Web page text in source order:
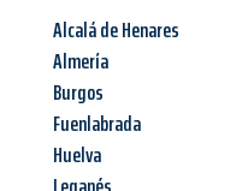
Alcalá de Henares
Almería
Burgos
Fuenlabrada
Huelva